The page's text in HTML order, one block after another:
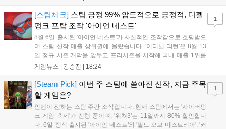
기억을 되찾기라도 한 듯 1,...
[스팀체크] 스팀 긍정 99% 압도적으로 긍정적, 디젤
펑크 포탑 조작 '아이언 네스트'
8월 6일 출시된 '아이언 네스트'가 사실적인 조작감으로 호평받으
며 스팀 신작 매출 상위권에 올랐습니다. '이터널 리턴'은 8월 13
일 정규 시즌 개막을 앞두고 프리시즌을 시작해 국내 매출 1위를
기록했습니다. 25주년을 맞은 '고스트 리콘' 시리즈는 8월 6일 쇼
'마블 투혼: 파이팅 소울즈'와 레트로 수리 시뮬레이션 '리스토
리'도 스팀에 정식 출시되었습니다....
게임뉴스 | 강승진 | 18:24
1
[Steam Pick] 이번 주 스팀에 쏟아진 신작, 지금 주목
할 게임은?
인벤이 전하는 스팀 주간 소식입니다. 현재 스팀에서는 '사이버펑
크 게임 축제'가 진행 중이며, '위쳐3'는 11일까지 80% 할인합니
다. 6일 정식 출시된 '아이언 네스트'와 '필드 오브 미스트리아', '커
1